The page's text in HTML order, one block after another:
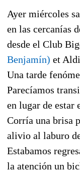
Ayer miércoles
en las cercanías
desde el Club
Benjamín) et
Una tarde
Parecíamos
en lugar de estar
Corría una brisa
alivio al laburo
Estabamos
la atención un